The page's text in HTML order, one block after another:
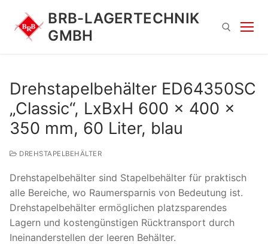
Inhalt
springen
BRB-LAGERTECHNIK
GMBH
Suchen
nach:
Drehstapelbehälter ED64350SC
„Classic“, LxBxH 600 x 400 x
350 mm, 60 Liter, blau
DREHSTAPELBEHÄLTER
Drehstapelbehälter sind Stapelbehälter für praktisch
alle Bereiche, wo Raumersparnis von Bedeutung ist.
Drehstapelbehälter ermöglichen platzsparendes
Lagern und kostengünstigen Rücktransport durch
Ineinanderstellen der leeren Behälter.